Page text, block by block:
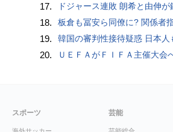
17. ドジャース連敗 朗希と由伸が
18. 板倉も冨安ら同僚に? 関係者
19. 韓国の審判性接待疑惑 日本人
20. ＵＥＦＡがＦＩＦＡ主催大会への不参加継続、会長への「全面支持」表明に反発
スポーツ
海外サッカー
芸能
芸能総合